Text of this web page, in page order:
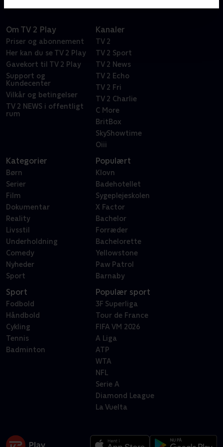
Om TV 2 Play
Priser og abonnement
Her kan du se TV 2 Play
Gavekort til TV 2 Play
Support og
Kundecenter
Vilkår og betingelser
TV 2 NEWS i offentligt
rum
Kanaler
TV 2
TV 2 Sport
TV 2 News
TV 2 Echo
TV 2 Fri
TV 2 Charlie
C More
BritBox
SkyShowtime
Oiii
Kategorier
Børn
Serier
Film
Dokumentar
Reality
Livsstil
Underholdning
Comedy
Nyheder
Sport
Populært
Klovn
Badehotellet
Sygeplejeskolen
X Factor
Bachelor
Forræder
Bachelorette
Yellowstone
Paw Patrol
Barnaby
Sport
Fodbold
Håndbold
Cykling
Tennis
Badminton
Populær sport
3F Superliga
Tour de France
FIFA VM 2026
A Liga
ATP
WTA
NFL
Serie A
Diamond League
La Vuelta